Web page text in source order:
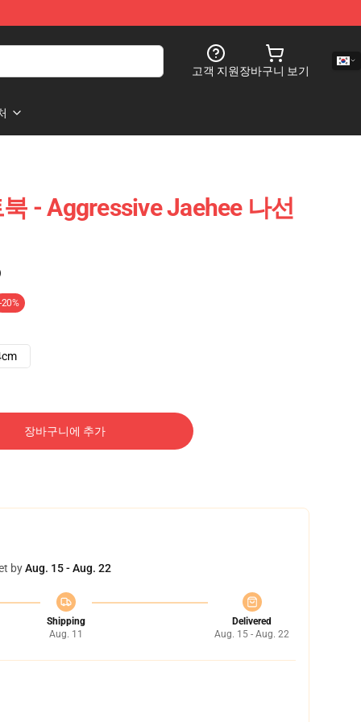
고객 지원장바구니 보기
- Aggressive Jaehee 나선
-20%
장바구니에 추가
byAug. 15 - Aug. 22
Shipping
Aug. 11
Delivered
Aug. 15 - Aug. 22